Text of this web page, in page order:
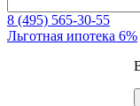
8 (495) 565-30-55
Льготная ипотека 6%